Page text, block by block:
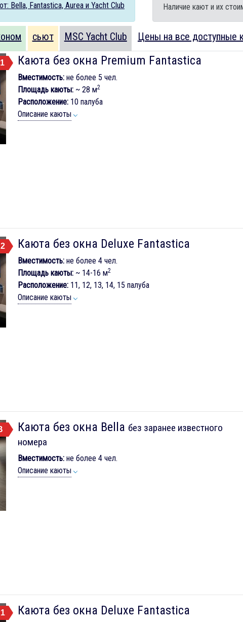
Bella, Fantastica, Aurea и Yacht Club Наличие кают и их
сьют MSC Yacht Club Цены на все доступные
Каюта без окна Premium Fantastica
Вместимость:не более 5 чел.
Площадь каюты:~ 28 м2
Расположение:10 палуба
Описание каюты
Каюта без окна Deluxe Fantastica
Вместимость:не более 4 чел.
Площадь каюты:~ 14-16 м2
Расположение:11, 12, 13, 14, 15 палуба
Описание каюты
Каюта без окна Bella без заранее известного
номера
Вместимость:не более 4 чел.
Описание каюты
Каюта без окна Deluxe Fantastica